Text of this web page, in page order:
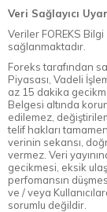
Veri Sağlayıcı
Veriler FOREKS
sağlanmaktadır.
Foreks tarafından
Piyasası, Vadeli
az 15 dakika
Belgesi altında
edilemez,
telif hakları
verinin sekansı,
vermez. Veri
gecikmesi, eksik
perfomansın
ve / veya
sorumlu değildir.